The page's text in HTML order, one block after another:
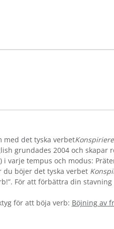
med det tyska verbet
grundades 2004 och
i varje tempus och modus:
du böjer det tyska verbet
För att förbättra din
för att böja verb: Böjning av